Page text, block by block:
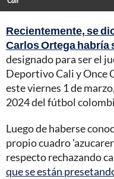
Recientemente, se
Carlos Ortega habría
designado para ser el
Deportivo Cali y Once
este viernes 1 de
2024 del fútbol
Luego de haberse
propio cuadro
respecto rechazando
que se están